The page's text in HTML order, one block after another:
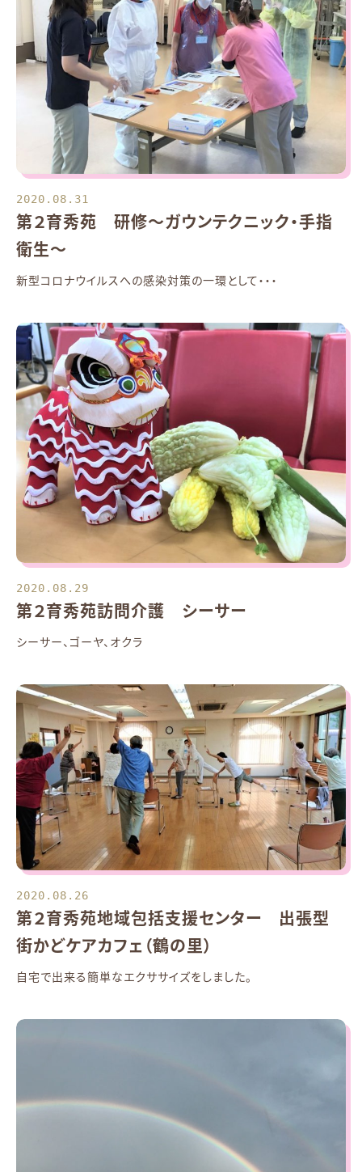
2020.08.31
第２育秀苑 研修～ガウンテクニック・手指
衛生～
新型コロナウイルスへの感染対策の一環として・・・
2020.08.29
第２育秀苑訪問介護 シーサー
シーサー、ゴーヤ、オクラ
2020.08.26
第２育秀苑地域包括支援センター 出張型
街かどケアカフェ（鶴の里）
自宅で出来る簡単なエクササイズをしました。